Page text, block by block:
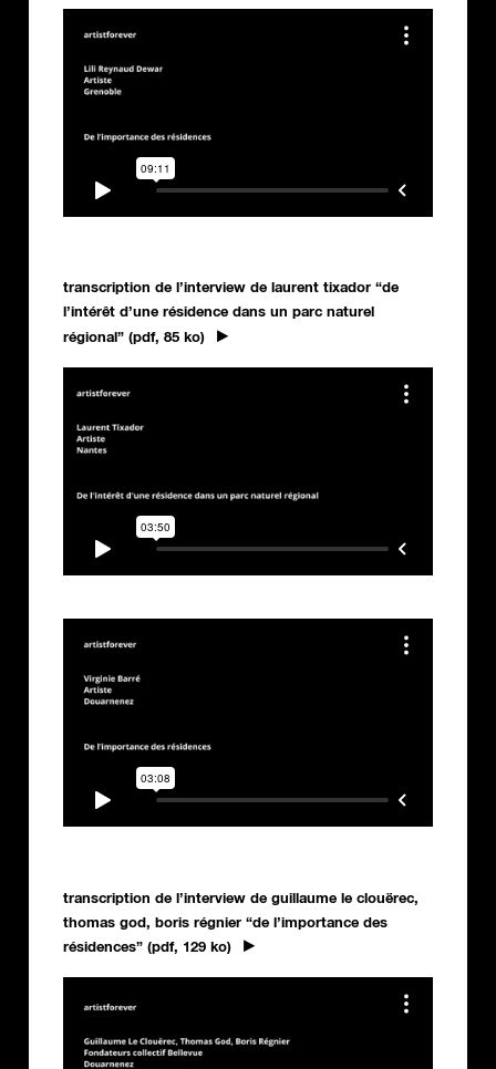
transcription de l’interview de laurent tixador “de
l’intérêt d’une résidence dans un parc naturel
régional” (pdf, 85 ko)
transcription de l’interview de guillaume le clouërec,
thomas god, boris régnier “de l’importance des
résidences” (pdf, 129 ko)